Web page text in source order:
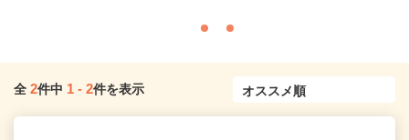
全 2件中 1 - 2件を表示